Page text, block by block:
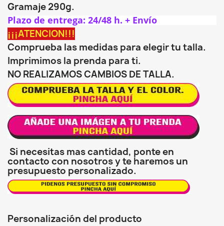
Gramaje 290g.
Plazo de entrega: 24/48 h. + Envío
¡¡¡ATENCION!!!
Comprueba las medidas para elegir tu talla.
Imprimimos la prenda para ti.
NO REALIZAMOS CAMBIOS DE TALLA.
Si necesitas mas cantidad, ponte en
contacto con nosotros y te haremos un
presupuesto personalizado.
Personalización del producto